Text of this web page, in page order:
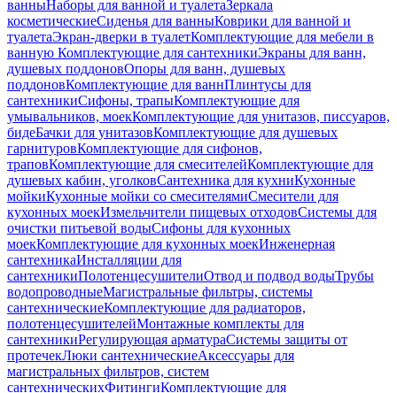
ванныНаборы для ванной и туалетаЗеркала
косметическиеСиденья для ванныКоврики для ванной и
туалетаЭкран-дверки в туалетКомплектующие для мебели в
ванную Комплектующие для сантехникиЭкраны для ванн,
душевых поддоновОпоры для ванн, душевых
поддоновКомплектующие для ваннПлинтусы для
сантехникиСифоны, трапыКомплектующие для
умывальников, моекКомплектующие для унитазов, писсуаров,
бидеБачки для унитазовКомплектующие для душевых
гарнитуровКомплектующие для сифонов,
траповКомплектующие для смесителейКомплектующие для
душевых кабин, уголковСантехника для кухниКухонные
мойкиКухонные мойки со смесителямиСмесители для
кухонных моекИзмельчители пищевых отходовСистемы для
очистки питьевой водыСифоны для кухонных
моекКомплектующие для кухонных моекИнженерная
сантехникаИнсталляции для
сантехникиПолотенцесушителиОтвод и подвод водыТрубы
водопроводныеМагистральные фильтры, системы
сантехническиеКомплектующие для радиаторов,
полотенцесушителейМонтажные комплекты для
сантехникиРегулирующая арматураСистемы защиты от
протечекЛюки сантехническиеАксессуары для
магистральных фильтров, систем
сантехническихФитингиКомплектующие для